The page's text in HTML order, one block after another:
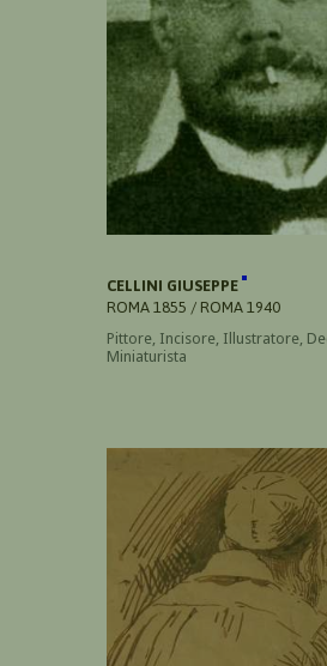
CELLINI GIUSEPPE
ROMA 1855 / ROMA 1940
Pittore, Incisore, Illustratore,
Miniaturista